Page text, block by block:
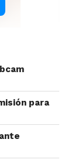
para